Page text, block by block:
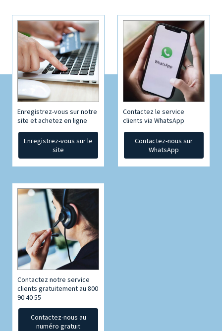
Enregistrez-vous sur notre
site et achetez en ligne
Enregistrez-vous sur le
site
Contactez le service
clients via WhatsApp
Contactez-nous sur
WhatsApp
Contactez notre service
clients gratuitement au 800
90 40 55
Contactez-nous au
numéro gratuit